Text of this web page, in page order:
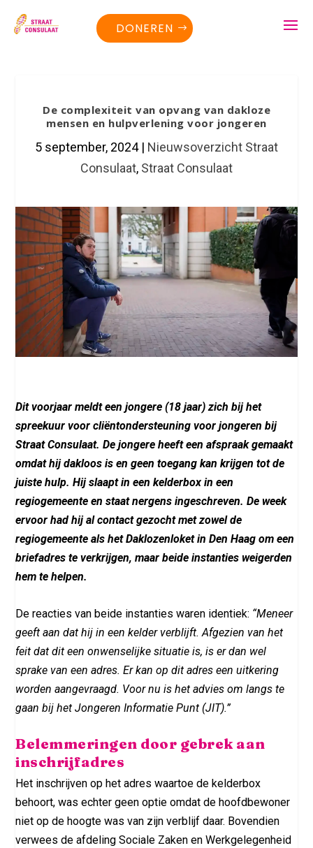
DONEREN
De complexiteit van opvang van dakloze
mensen en hulpverlening voor jongeren
5 september, 2024| Nieuwsoverzicht Straat
Consulaat, Straat Consulaat
Dit voorjaar meldt een jongere (18 jaar) zich bij het
spreekuur voor cliëntondersteuning voor jongeren bij
Straat Consulaat. De jongere heeft een afspraak gemaakt
omdat hij dakloos is en geen toegang kan krijgen tot de
juiste hulp. Hij slaapt in een kelderbox in een
regiogemeente en staat nergens ingeschreven. De week
ervoor had hij al contact gezocht met zowel de
regiogemeente als het Daklozenloket in Den Haag om een
briefadres te verkrijgen, maar beide instanties weigerden
hem te helpen.
De reacties van beide instanties waren identiek: “Meneer
geeft aan dat hij in een kelder verblijft. Afgezien van het
feit dat dit een onwenselijke situatie is, is er dan wel
sprake van een adres. Er kan op dit adres een uitkering
worden aangevraagd. Voor nu is het advies om langs te
gaan bij het Jongeren Informatie Punt (JIT).”
Belemmeringen door gebrek aan
inschrijfadres
Het inschrijven op het adres waartoe de kelderbox
behoort, was echter geen optie omdat de hoofdbewoner
niet op de hoogte was van zijn verblijf daar. Bovendien
verwees de afdeling Sociale Zaken en Werkgelegenheid